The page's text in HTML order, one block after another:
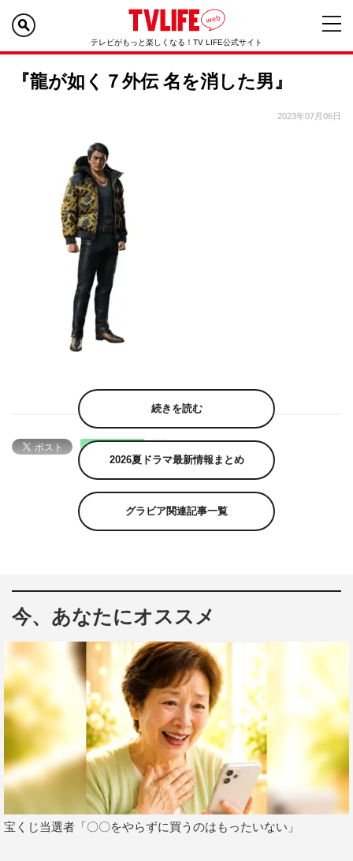
テレビがもっと楽しくなる！TV LIFE公式サイト
『龍が如く７外伝 名を消した男』
2023年07月06日
続きを読む
2026夏ドラマ最新情報まとめ
グラビア関連記事一覧
今、あなたにオススメ
宝くじ当選者「〇〇をやらずに買うのはもったいない」